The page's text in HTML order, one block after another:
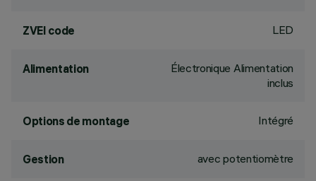
ZVEI code LED
Alimentation
Électronique Alimentation
inclus
Options de montage Intégré
Gestion avec potentiomètre